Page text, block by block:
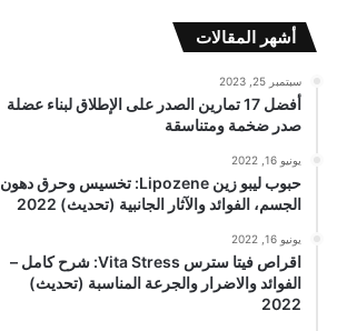
أشهر المقالات
سبتمبر 25, 2023
أفضل 17 تمارين الصدر على الإطلاق لبناء عضلة
صدر ضخمة ومتناسقة
يونيو 16, 2022
حبوب ليبو زين Lipozene: تخسيس وحرق دهون
الجسم، الفوائد والآثار الجانبية (تحديث) 2022
يونيو 16, 2022
اقراص فيتا سترس Vita Stress: شرح كامل –
الفوائد والاضرار والجرعة المناسبة (تحديث)
2022